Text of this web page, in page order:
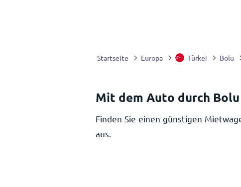
Startseite Europa Türkei Bolu
Mit dem Auto durch Bolu
Finden Sie einen günstigen
aus.